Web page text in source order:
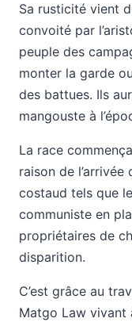
Sa rusticité vient
convoité par
peuple des
monter la garde
des battues. Ils
mangouste à
La race
raison de
costaud tels que
communiste en
propriétaires de
disparition.
C’est grâce au
Matgo Law vivant